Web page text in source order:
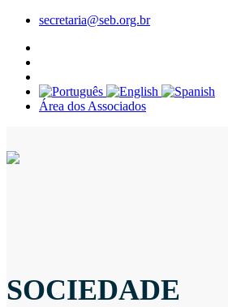
secretaria@seb.org.br
Área dos Associados
SOCIEDADE